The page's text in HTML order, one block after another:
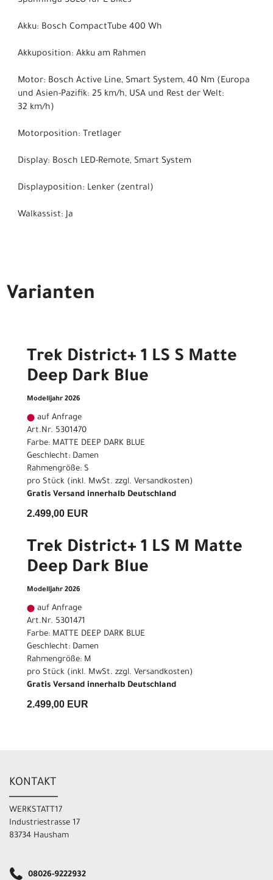
Akku: Bosch CompactTube 400 Wh
Akkuposition: Akku am Rahmen
Motor: Bosch Active Line, Smart System, 40 Nm (Europa
und Asien-Pazifik: 25 km/h, USA und Rest der Welt:
32 km/h)
Motorposition: Tretlager
Display: Bosch LED-Remote, Smart System
Displayposition: Lenker (zentral)
Walkassist: Ja
Varianten
Trek District+ 1 LS S Matte
Deep Dark Blue
Modelljahr 2026
auf Anfrage
Art.Nr. 5301470
Farbe: MATTE DEEP DARK BLUE
Geschlecht: Damen
Rahmengröße: S
pro Stück (inkl. MwSt. zzgl. Versandkosten)
Gratis Versand innerhalb Deutschland
2.499,00 EUR
Trek District+ 1 LS M Matte
Deep Dark Blue
Modelljahr 2026
auf Anfrage
Art.Nr. 5301471
Farbe: MATTE DEEP DARK BLUE
Geschlecht: Damen
Rahmengröße: M
pro Stück (inkl. MwSt. zzgl. Versandkosten)
Gratis Versand innerhalb Deutschland
2.499,00 EUR
KONTAKT
WERKSTATT17
Industriestrasse 17
83734 Hausham
08026-9222932